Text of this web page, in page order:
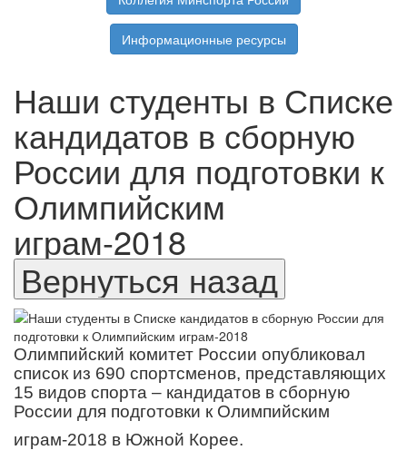
Информационные ресурсы
Наши студенты в Списке
кандидатов в сборную
России для подготовки к
Олимпийским
играм-2018
Олимпийский комитет России опубликовал
список из 690 спортсменов, представляющих
15 видов спорта – кандидатов в сборную
России для подготовки к Олимпийским
играм-2018 в Южной Корее.